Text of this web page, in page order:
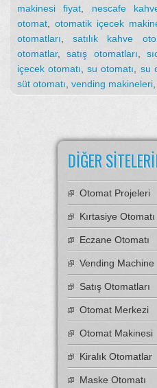
makinesi fiyat, nescafe
otomat, otomatik içecek
otomatları,satılık kahve
otomatlar,satış otomatları,
içecek otomatı,su otomatı, su
süt otomatı, vending makineleri,
DIĞER
Otomat Projeleri
Kırtasiye Otomatı
Eczane Otomatı
Vending Machine
Satış Otomatları
Otomat Merkezi
Otomat Makinesi
Kiralık Otomatlar
Maske Otomatı